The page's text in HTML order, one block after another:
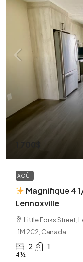
1 700$
AOÛT
Magnifique 4
Lennoxville
Little Forks Street,
J1M 2C2, Canada
2 1
4 ½